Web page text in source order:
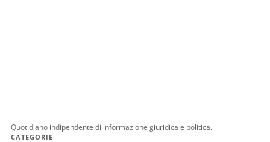
Quotidiano indipendente di informazione giuridica e politica.
CATEGORIE